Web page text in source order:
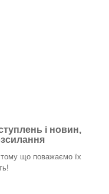
і новин,
що поважаємо їх